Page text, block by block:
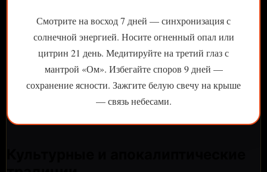
Смотрите на восход 7 дней — синхронизация с
солнечной энергией. Носите огненный опал или
цитрин 21 день. Медитируйте на третий глаз с
мантрой «Ом». Избегайте споров 9 дней —
сохранение ясности. Зажгите белую свечу на крыше
— связь небесами.